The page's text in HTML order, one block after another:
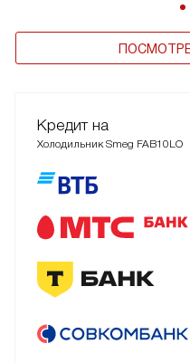
Кредит на
Холодильник Smeg FAB10LO